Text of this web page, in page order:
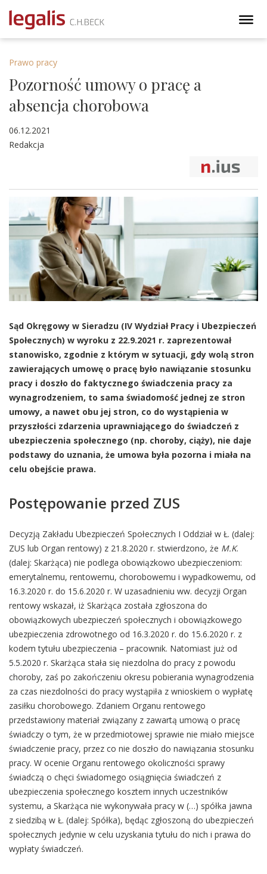
Prawo pracy
Pozorność umowy o pracę a
absencja chorobowa
06.12.2021
Redakcja
Sąd Okręgowy w Sieradzu (IV Wydział Pracy i Ubezpieczeń
Społecznych) w wyroku z 22.9.2021 r. zaprezentował
stanowisko, zgodnie z którym w sytuacji, gdy wolą stron
zawierających umowę o pracę było nawiązanie stosunku
pracy i doszło do faktycznego świadczenia pracy za
wynagrodzeniem, to sama świadomość jednej ze stron
umowy, a nawet obu jej stron, co do wystąpienia w
przyszłości zdarzenia uprawniającego do świadczeń z
ubezpieczenia społecznego (np. choroby, ciąży), nie daje
podstawy do uznania, że umowa była pozorna i miała na
celu obejście prawa.
Postępowanie przed ZUS
Decyzją Zakładu Ubezpieczeń Społecznych I Oddział w Ł. (dalej:
ZUS lub Organ rentowy) z 21.8.2020 r. stwierdzono, że M.K.
(dalej: Skarżąca) nie podlega obowiązkowo ubezpieczeniom:
emerytalnemu, rentowemu, chorobowemu i wypadkowemu, od
16.3.2020 r. do 15.6.2020 r. W uzasadnieniu ww. decyzji Organ
rentowy wskazał, iż Skarżąca została zgłoszona do
obowiązkowych ubezpieczeń społecznych i obowiązkowego
ubezpieczenia zdrowotnego od 16.3.2020 r. do 15.6.2020 r. z
kodem tytułu ubezpieczenia – pracownik. Natomiast już od
5.5.2020 r. Skarżąca stała się niezdolna do pracy z powodu
choroby, zaś po zakończeniu okresu pobierania wynagrodzenia
za czas niezdolności do pracy wystąpiła z wnioskiem o wypłatę
zasiłku chorobowego. Zdaniem Organu rentowego
przedstawiony materiał związany z zawartą umową o pracę
świadczy o tym, że w przedmiotowej sprawie nie miało miejsce
świadczenie pracy, przez co nie doszło do nawiązania stosunku
pracy. W ocenie Organu rentowego okoliczności sprawy
świadczą o chęci świadomego osiągnięcia świadczeń z
ubezpieczenia społecznego kosztem innych uczestników
systemu, a Skarżąca nie wykonywała pracy w (…) spółka jawna
z siedzibą w Ł. (dalej: Spółka), będąc zgłoszoną do ubezpieczeń
społecznych jedynie w celu uzyskania tytułu do nich i prawa do
wypłaty świadczeń.